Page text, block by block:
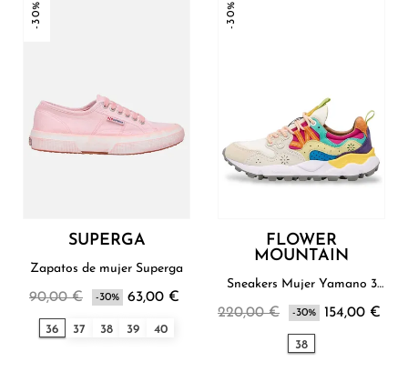
-30%
SUPERGA
Zapatos de mujer Superga
90,00 € -30% 63,00 €
36 37 38 39 40
-30%
FLOWER
MOUNTAIN
Sneakers Mujer Yamano 3
220,00 € -30% 154,00 €
38